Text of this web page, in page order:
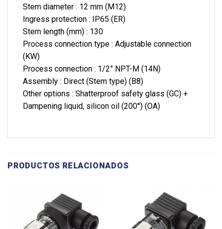
Stem diameter : 12 mm (M12)
Ingress protection : IP65 (ER)
Stem length (mm) : 130
Process connection type : Adjustable connection
(KW)
Process connection : 1/2” NPT-M (14N)
Assembly : Direct (Stem type) (B8)
Other options : Shatterproof safety glass (GC) +
Dampening liquid, silicon oil (200°) (OA)
PRODUCTOS RELACIONADOS